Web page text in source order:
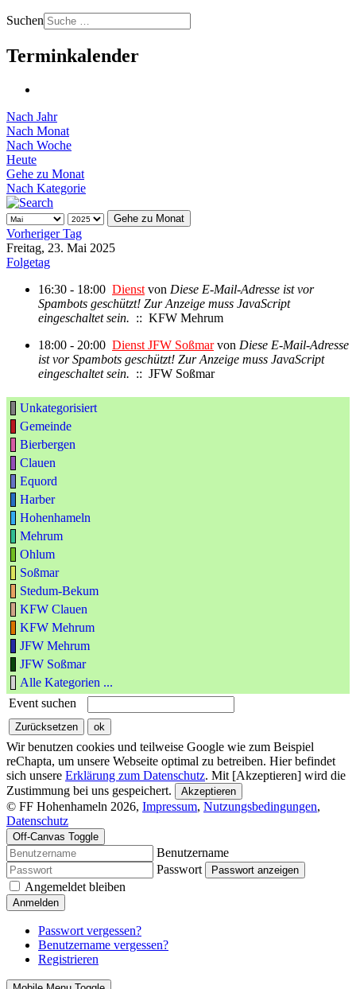
Suchen
Terminkalender
Nach Jahr
Nach Monat
Nach Woche
Heute
Gehe zu Monat
Nach Kategorie
Gehe zu Monat
Vorheriger Tag
Freitag, 23. Mai 2025
Folgetag
16:30 - 18:00 Dienst von Diese E-Mail-Adresse ist vor
Spambots geschützt! Zur Anzeige muss JavaScript
eingeschaltet sein. :: KFW Mehrum
18:00 - 20:00 Dienst JFW Soßmarvon Diese E-Mail-Adresse
ist vor Spambots geschützt! Zur Anzeige muss JavaScript
eingeschaltet sein. :: JFW Soßmar
Unkategorisiert
Gemeinde
Bierbergen
Clauen
Equord
Harber
Hohenhameln
Mehrum
Ohlum
Soßmar
Stedum-Bekum
KFW Clauen
KFW Mehrum
JFW Mehrum
JFW Soßmar
Alle Kategorien ...
Event suchen
Wir benutzen cookies und teilweise Google wie zum Beispiel
reChapta, um unsere Webseite optimal zu betreiben. Hier befindet
sich unsere Erklärung zum Datenschutz. Mit [Akzeptieren] wird die
Zustimmung bei uns gespeichert.
Akzeptieren
© FF Hohenhameln 2026, Impressum, Nutzungsbedingungen,
Datenschutz
Off-Canvas Toggle
Benutzername
Passwort
Passwort anzeigen
Angemeldet bleiben
Anmelden
Passwort vergessen?
Benutzername vergessen?
Registrieren